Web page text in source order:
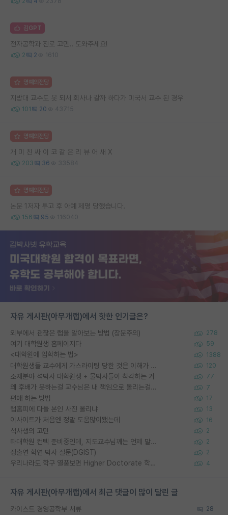
김GPT
전자공학과 진로 고민.. 도와주세요!
2 2 1610
명예의전당
지방대 교수도 못 되서 회사나 갈까 하다가 미국서 교수 된 경우
101 20 43715
명예의전당
개 미 친 싸 이 코 같 은 리 뷰 어 새 X
203 36 33584
명예의전당
논문 1저자 투고 후 아예 제명 당했습니다.
156 95 116040
자유 게시판(아무개랩)에서 핫한 인기글은?
외부에서 괜찮은 랩을 알아보는 방법 (장문주의) 278
여기 대학원생 홈페이지다 59
<대학원에 입학하는 법> 1388
대학원생들 교수에게 가스라이팅 당한 것은 이해가 갑니다. 안타깝네요. 120
소재분야 석박사 대학원생 + 물박사들이 착각하는 거 77
왜 후배가 못하는걸 교수님은 내 책임으로 돌리는걸까요? 7
편애 하는 방법 17
랩홈피에 다들 본인 사진 올리냐 13
이사이트가 처음엔 정말 도움많이됐는데 16
석사생의 고민 2
타대학원 컨텍 준비중인데, 지도교수님께는 언제 말씀드려야 할까요? 2
정출연 학연 박사 질문(DGIST) 2
우리나라도 학구 열풍보면 Higher Doctorate 학위가 필요하다고 봅니다. 4
자유 게시판(아무개랩)에서 최근 댓글이 많이 달린 글
카이스트 경영공학부 서류 28